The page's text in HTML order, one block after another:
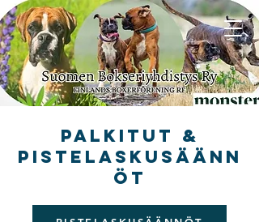
PALKITUT &
PISTELASKUSÄÄNN
ÖT